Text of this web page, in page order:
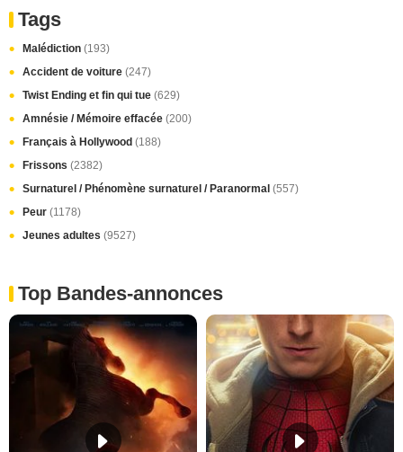
Tags
Malédiction (193)
Accident de voiture (247)
Twist Ending et fin qui tue (629)
Amnésie / Mémoire effacée (200)
Français à Hollywood (188)
Frissons (2382)
Surnaturel / Phénomène surnaturel / Paranormal (557)
Peur (1178)
Jeunes adultes (9527)
Top Bandes-annonces